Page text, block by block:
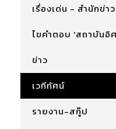
เรื่องเด่น - สำนักข่า
ไขคำตอบ 'สถาบันอิ
ข่าว
เวทีทัศน์
รายงาน-สกู๊ป